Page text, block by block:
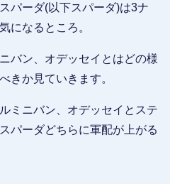
パーダ(以下スパーダ)は3ナ
になるところ。
バン、オデッセイとはどの様
きか見ていきます。
ミニバン、オデッセイとステ
パーダどちらに軍配が上がる